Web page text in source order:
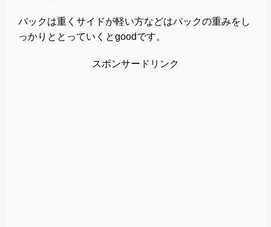
バックは重くサイドが軽い方などはバックの重みをし
っかりととっていくとgoodです。
スポンサードリンク